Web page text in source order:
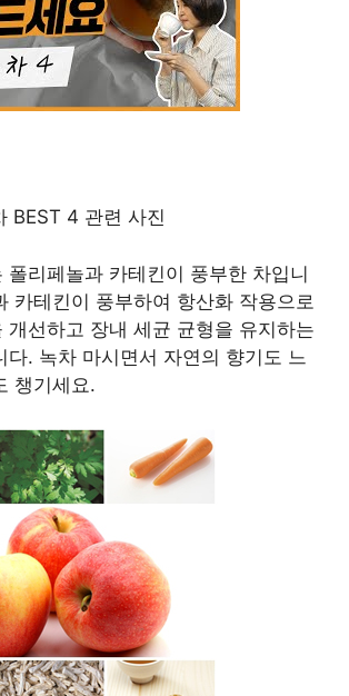
폴리페놀과 카테킨이 풍부한 차입니
카테킨이 풍부하여 항산화 작용으로
개선하고 장내 세균 균형을 유지하는
다. 녹차 마시면서 자연의 향기도 느
챙기세요.